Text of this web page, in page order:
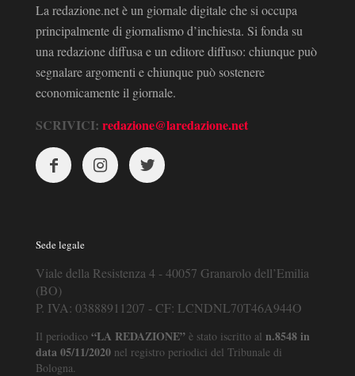
La redazione.net è un giornale digitale che si occupa
principalmente di giornalismo d’inchiesta. Si fonda su
una redazione diffusa e un editore diffuso: chiunque può
segnalare argomenti e chiunque può sostenere
economicamente il giornale.
SCRIVICI: redazione@laredazione.net
Sede legale
Viale della Resistenza 4 - 40057 Granarolo dell’Emilia
(BO)
P. IVA: 03888911207 - CF: LCNDNL70T46A944O
Il periodico “LA REDAZIONE” è stato iscritto al n.8548 in
data 05/11/2020 nel registro periodici del Tribunale di
Bologna.